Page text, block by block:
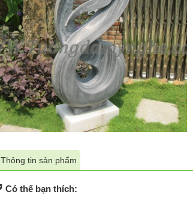
Thông tin sản phẩm
Có thể bạn thích: